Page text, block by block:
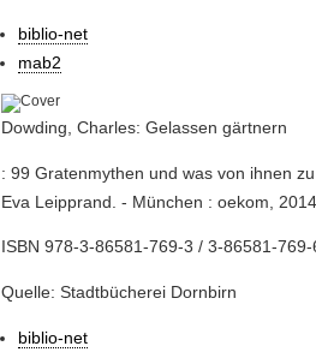
biblio-net
mab2
Dowding, Charles: Gelassen gärtnern
: 99 Gratenmythen und was von ihnen
Eva Leipprand. - München : oekom,
ISBN 978-3-86581-769-3 / 3-86581-
Quelle: Stadtbücherei Dornbirn
biblio-net